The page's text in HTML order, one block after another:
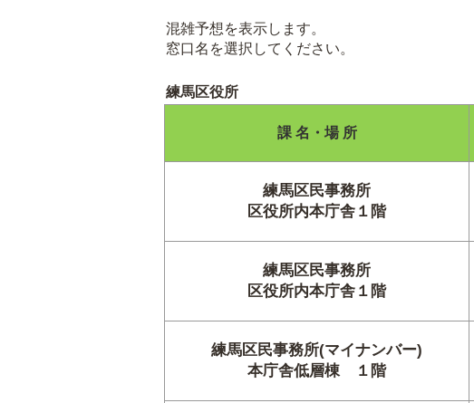
混雑予想を表示します。
窓口名を選択してください。
練馬区役所
課 名・場 所
練馬区民事務所
区役所内本庁舎１階
練馬区民事務所
区役所内本庁舎１階
練馬区民事務所(マイナンバー)
本庁舎低層棟 １階